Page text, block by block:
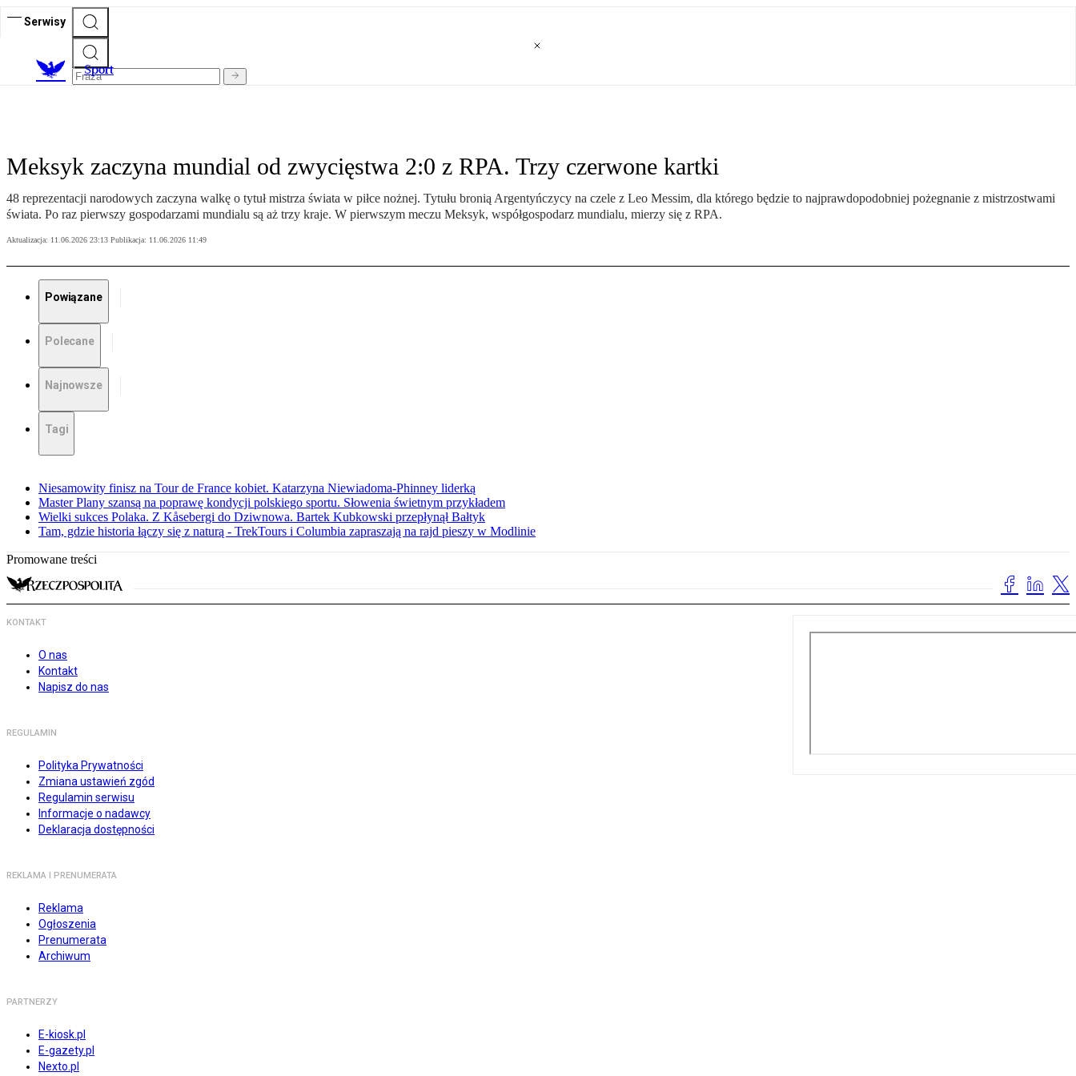
Serwisy
Sport
Meksyk zaczyna mundial od zwycięstwa 2:0 z RPA. Trzy czerwone kartki
48 reprezentacji narodowych zaczyna walkę o tytuł mistrza świata w piłce nożnej. Tytułu bronią Argentyńczycy na czele z Leo Messim, dla którego będzie to najprawdopodobniej pożegnanie z mistrzostwami
świata. Po raz pierwszy gospodarzami mundialu są aż trzy kraje. W pierwszym meczu Meksyk, współgospodarz mundialu, mierzy się z RPA.
Aktualizacja: 11.06.2026 23:13 Publikacja: 11.06.2026 11:49
Powiązane
Polecane
Najnowsze
Tagi
Niesamowity finisz na Tour de France kobiet. Katarzyna Niewiadoma-Phinney liderką
Master Plany szansą na poprawę kondycji polskiego sportu. Słowenia świetnym przykładem
Wielki sukces Polaka. Z Kåsebergi do Dziwnowa. Bartek Kubkowski przepłynął Bałtyk
Tam, gdzie historia łączy się z naturą - TrekTours i Columbia zapraszają na rajd pieszy w Modlinie
Promowane treści
KONTAKT
O nas
Kontakt
Napisz do nas
REGULAMIN
Polityka Prywatności
Zmiana ustawień zgód
Regulamin serwisu
Informacje o nadawcy
Deklaracja dostępności
REKLAMA I PRENUMERATA
Reklama
Ogłoszenia
Prenumerata
Archiwum
PARTNERZY
E-kiosk.pl
E-gazety.pl
Nexto.pl